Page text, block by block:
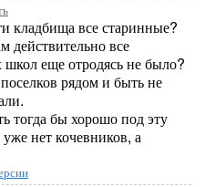
кладбища все старинные?
действительно все
школ еще отродясь не было?
рядом и быть не
тогда бы хорошо под эту
нет кочевников, а